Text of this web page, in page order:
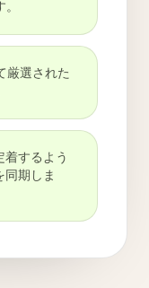
厳選された
着するよう
同期しま